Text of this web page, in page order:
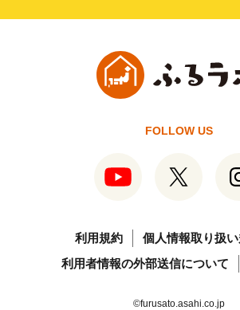
FOLLOW US
利用規約
個人情報取り扱
利用者情報の外部送信について
©furusato.asahi.co.jp